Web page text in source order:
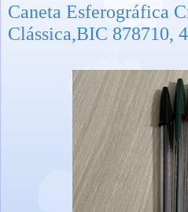
Caneta Esferográfica
Clássica,BIC ‎878710,